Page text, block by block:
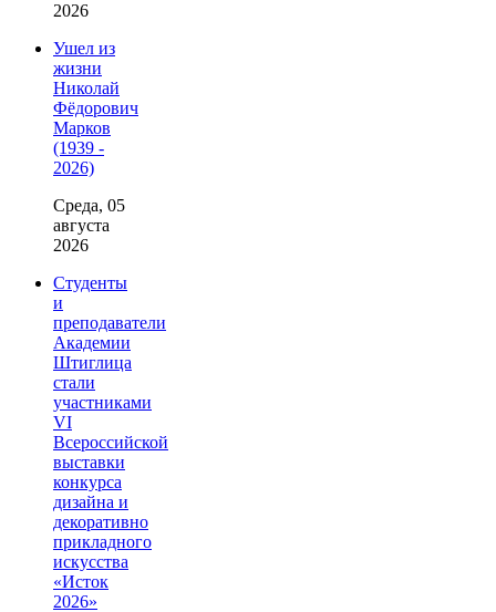
2026
Ушел из
жизни
Николай
Фёдорович
Марков
(1939 -
2026)
Среда, 05
августа
2026
Студенты
и
преподаватели
Академии
Штиглица
стали
участниками
VI
Всероссийской
выставки
конкурса
дизайна и
декоративно
прикладного
искусства
«Исток
2026»